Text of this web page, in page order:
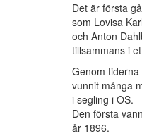
Det är första
som Lovisa
och Anton
tillsammans i
Genom
vunnit många
i segling i OS.
Den första
år 1896.